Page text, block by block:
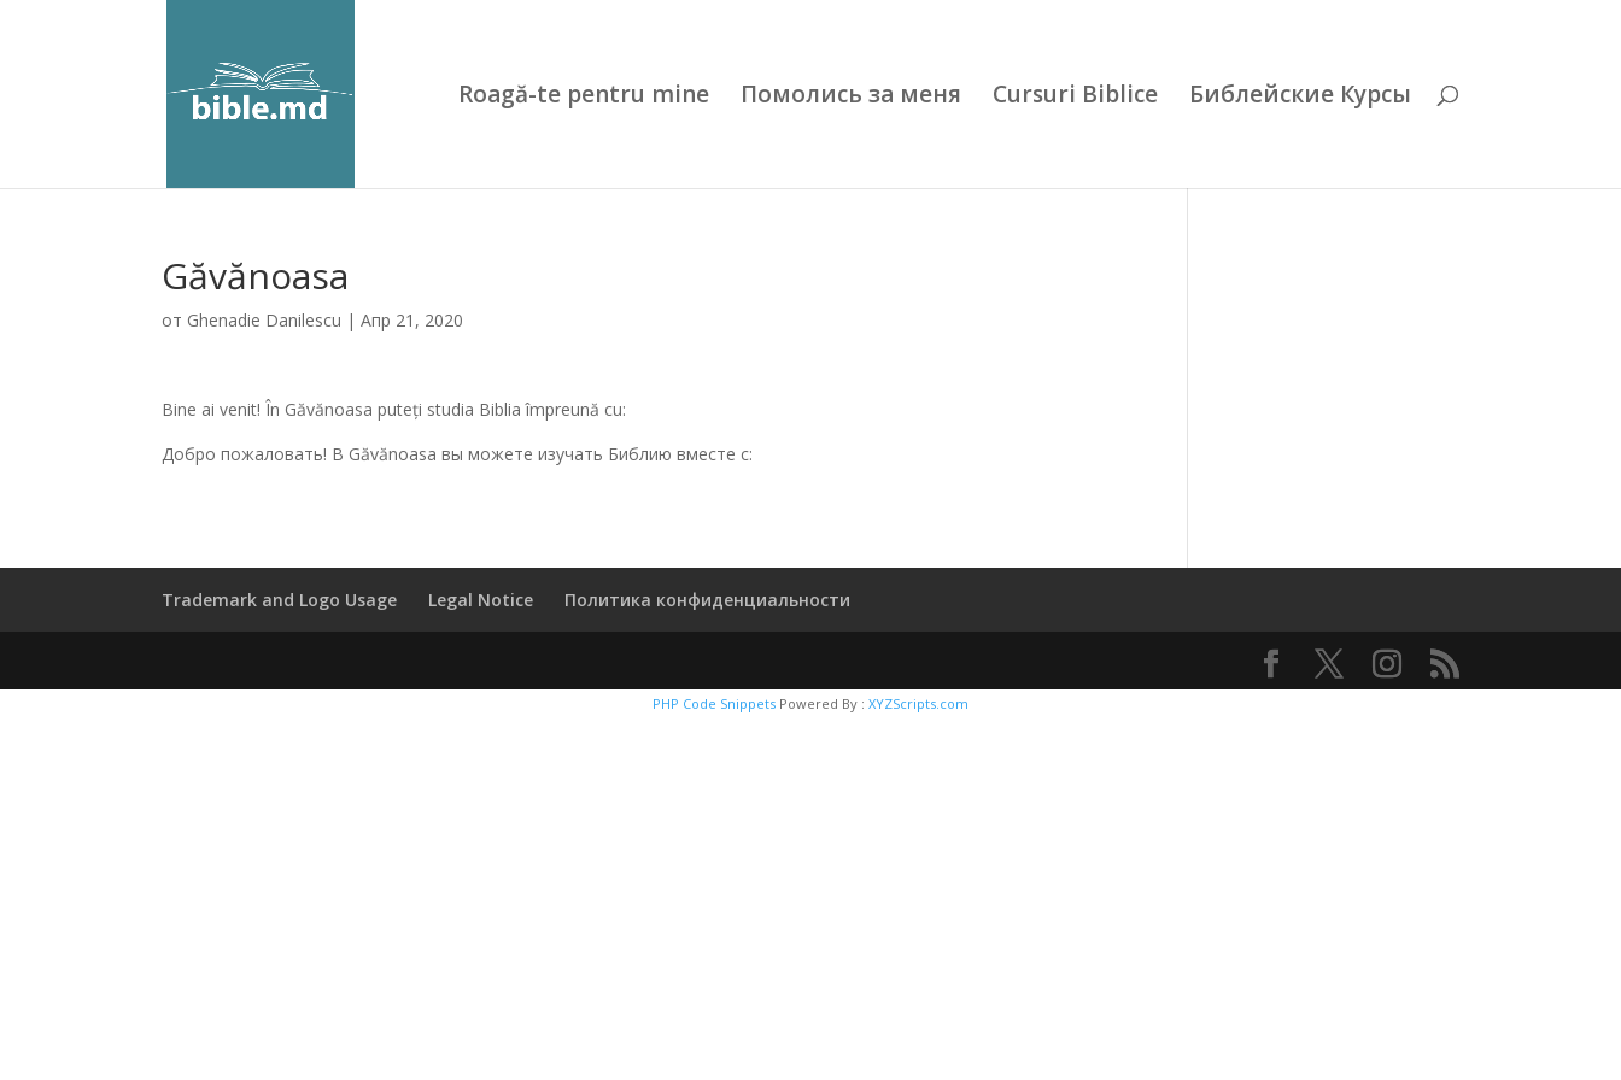
Roagă-te pentru mine Помолись за меня Cursuri Biblice Библейские Курсы
Găvănoasa
от Ghenadie Danilescu |Апр 21, 2020
Bine ai venit! În Găvănoasa puteți studia Biblia împreună cu:
Добро пожаловать! В Găvănoasa вы можете изучать Библию вместе с:
Trademark and Logo Usage Legal Notice Политика конфиденциальности
PHP Code Snippets Powered By : XYZScripts.com